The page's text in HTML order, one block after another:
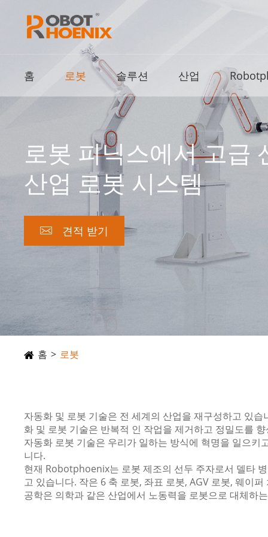
홈 로봇 솔루션 산업
로봇 피닉스에서 고급
산업 로봇 시스템
 견적 받기
홈 로봇
자동화 및 로봇 기술은 전 세계의 산업을 재구성하고 있
화 및 로봇 기술은 반복적 인 작업을 제거하고 정밀도를
자동화 로봇 기술은 우리가 일하는 방식에 혁명을 일으
니다.
현재 Robotphoenix는 로봇 제조의 선두 주자로서 델타
고 있습니다. 작은 6 축 로봇, 좌표 로봇, AGV 로봇, 웨이
공학은 의학과 같은 산업에서 노동력을 로봇으로 대체하